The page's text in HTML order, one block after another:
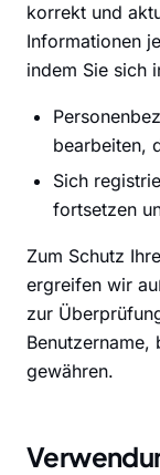
korrekt und
Informationen
indem Sie sich
bearbeiten,
Sich
fortsetzen
Zum Schutz
ergreifen wir
zur
gewähren.